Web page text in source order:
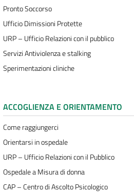
Pronto Soccorso
Ufficio Dimissioni Protette
URP – Ufficio Relazioni con il pubblico
Servizi Antiviolenza e stalking
Sperimentazioni cliniche
ACCOGLIENZA E ORIENTAMENTO
Come raggiungerci
Orientarsi in ospedale
URP – Ufficio Relazioni con il Pubblico
Ospedale a Misura di donna
CAP – Centro di Ascolto Psicologico